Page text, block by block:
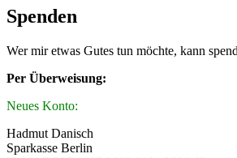
Spenden
Wer mir etwas Gutes tun möchte, kann
Per Überweisung:
Neues Konto:
Hadmut Danisch
Sparkasse Berlin